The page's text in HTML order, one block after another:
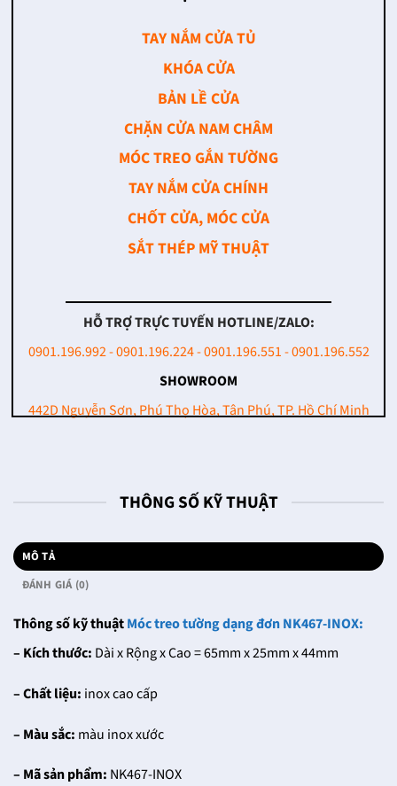
TAY NẮM CỬA TỦ
KHÓA CỬA
BẢN LỀ CỬA
CHẶN CỬA NAM CHÂM
MÓC TREO GẮN TƯỜNG
TAY NẮM CỬA CHÍNH
CHỐT CỬA, MÓC CỬA
SẮT THÉP MỸ THUẬT
HỖ TRỢ TRỰC TUYẾN HOTLINE/ZALO:
0901.196.992 - 0901.196.224 - 0901.196.551 - 0901.196.552
SHOWROOM
442D Nguyễn Sơn, Phú Thọ Hòa, Tân Phú, TP. Hồ Chí Minh
THÔNG SỐ KỸ THUẬT
MÔ TẢ
ĐÁNH GIÁ (0)
Thông số kỹ thuậtMóc treo tường dạng đơn NK467-INOX:
– Kích thước: Dài x Rộng x Cao = 65mm x 25mm x 44mm
– Chất liệu: inox cao cấp
– Màu sắc: màu inox xước
– Mã sản phẩm: NK467-INOX